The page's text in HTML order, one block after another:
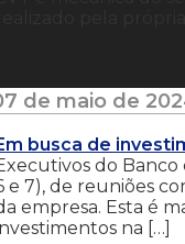
de maio de
busca de
do
e 7), de reuniões
empresa. Esta é
na […]